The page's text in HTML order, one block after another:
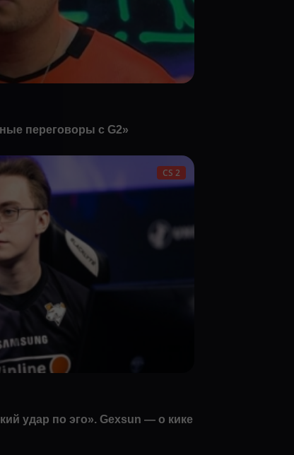
переговоры с G2»
CS 2
удар по эго». Gexsun — о кике